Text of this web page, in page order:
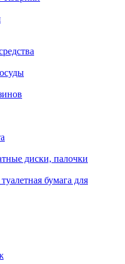
диски, палочки
бумага для